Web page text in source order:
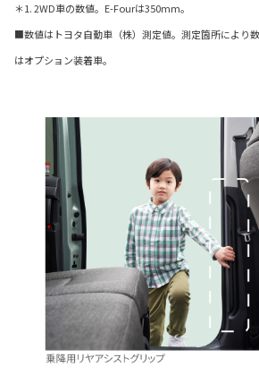
＊1. 2WD車の数値。E-Fourは350mm。
■数値はトヨタ自動車（株）測定値。測定箇所によ
はオプション装着車。